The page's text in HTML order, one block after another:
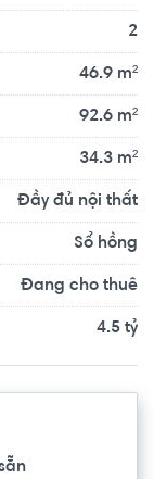
tiện di
2
46.9 m²
92.6 m²
34.3 m²
Đầy đủ nội thất
Sổ hồng
Đang cho thuê
4.5 tỷ